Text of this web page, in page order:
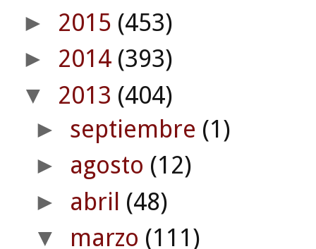
► 2015 (453)
► 2014 (393)
▼ 2013 (404)
► septiembre (1)
► agosto (12)
► abril (48)
▼ marzo (111)